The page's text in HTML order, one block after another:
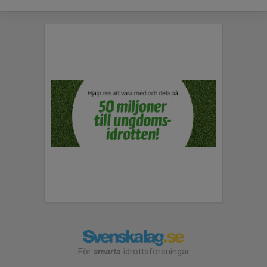
För smarta idrottsföreningar